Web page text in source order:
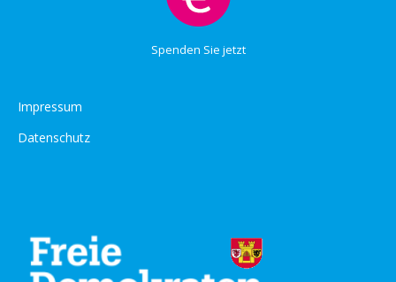
Spenden Sie jetzt
Impressum
Datenschutz